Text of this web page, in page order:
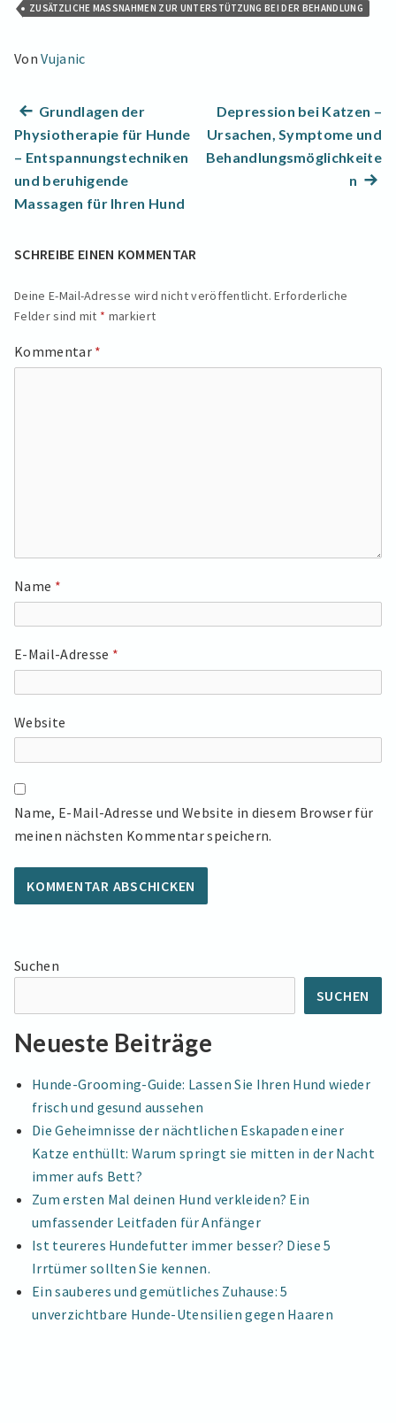
ZUSÄTZLICHE MASSNAHMEN ZUR UNTERSTÜTZUNG BEI DER BEHANDLUNG
VonVujanic
Beitragsnavigation
Previous
post:
Grundlagen der
Physiotherapie für Hunde
– Entspannungstechniken
und beruhigende
Massagen für Ihren Hund
Depression bei Katzen –
Ursachen, Symptome und
Behandlungsmöglichkeite
n Next
SCHREIBE EINEN KOMMENTAR
Deine E-Mail-Adresse wird nicht veröffentlicht. Erforderliche
Felder sind mit * markiert
Kommentar *
Name *
E-Mail-Adresse *
Website
Name, E-Mail-Adresse und Website in diesem Browser für
meinen nächsten Kommentar speichern.
Suchen
SUCHEN
Neueste Beiträge
Hunde-Grooming-Guide: Lassen Sie Ihren Hund wieder
frisch und gesund aussehen
Die Geheimnisse der nächtlichen Eskapaden einer
Katze enthüllt: Warum springt sie mitten in der Nacht
immer aufs Bett?
Zum ersten Mal deinen Hund verkleiden? Ein
umfassender Leitfaden für Anfänger
Ist teureres Hundefutter immer besser? Diese 5
Irrtümer sollten Sie kennen.
Ein sauberes und gemütliches Zuhause: 5
unverzichtbare Hunde-Utensilien gegen Haaren